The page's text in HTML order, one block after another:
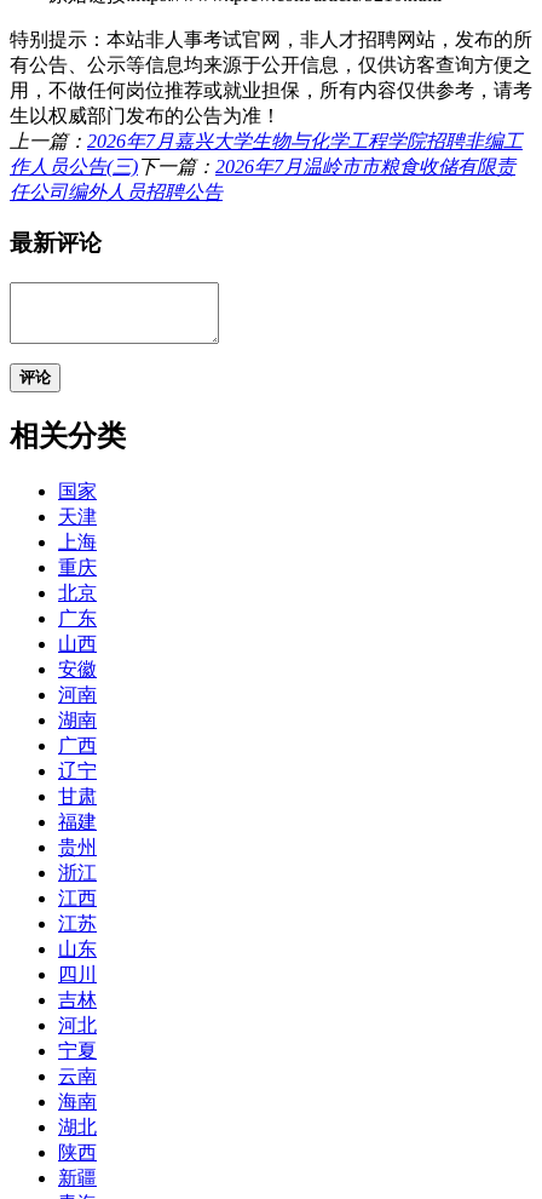
特别提示：本站非人事考试官网，非人才招聘网站，发布的所
有公告、公示等信息均来源于公开信息，仅供访客查询方便之
用，不做任何岗位推荐或就业担保，所有内容仅供参考，请考
生以权威部门发布的公告为准！
上一篇： 2026年7月嘉兴大学生物与化学工程学院招聘非编工
作人员公告(三)下一篇： 2026年7月温岭市市粮食收储有限责
任公司编外人员招聘公告
最新评论
评论
相关分类
国家
天津
上海
重庆
北京
广东
山西
安徽
河南
湖南
广西
辽宁
甘肃
福建
贵州
浙江
江西
江苏
山东
四川
吉林
河北
宁夏
云南
海南
湖北
陕西
新疆